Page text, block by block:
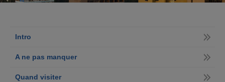
Intro
A ne pas manquer
Quand visiter